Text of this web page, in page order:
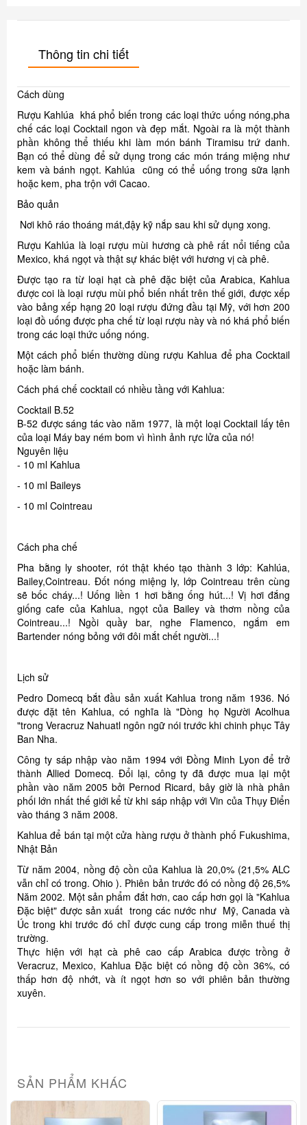
Thông tin chi tiết
Cách dùng
Rượu Kahlúa khá phổ biến trong các loại thức uống nóng,pha
chế các loại Cocktail ngon và đẹp mắt. Ngoài ra là một thành
phần không thể thiếu khi làm món bánh Tiramisu trứ danh.
Bạn có thể dùng để sử dụng trong các món tráng miệng như
kem và bánh ngọt. Kahlúa cũng có thể uống trong sữa lạnh
hoặc kem, pha trộn với Cacao.
Bảo quản
Nơi khô ráo thoáng mát,đậy kỹ nắp sau khi sử dụng xong.
Rượu Kahlúa là loại rượu mùi hương cà phê rất nổi tiếng của
Mexico, khá ngọt và thật sự khác biệt với hương vị cà phê.
Được tạo ra từ loại hạt cà phê đặc biệt của Arabica, Kahlua
được coi là loại rượu mùi phổ biến nhất trên thế giới, được xếp
vào bảng xếp hạng 20 loại rượu đứng đầu tại Mỹ, với hơn 200
loại đồ uống được pha chế từ loại rượu này và nó khá phổ biến
trong các loại thức uống nóng.
Một cách phổ biến thường dùng rượu Kahlua để pha Cocktail
hoặc làm bánh.
Cách phá chế cocktail có nhiều tầng với Kahlua:
Cocktail B.52
B-52 được sáng tác vào năm 1977, là một loại Cocktail lấy tên
của loại Máy bay ném bom vì hình ảnh rực lửa của nó!
Nguyên liệu
- 10 ml Kahlua
- 10 ml Baileys
- 10 ml Cointreau
Cách pha chế
Pha bằng ly shooter, rót thật khéo tạo thành 3 lớp: Kahlúa,
Bailey,Cointreau. Đốt nóng miệng ly, lớp Cointreau trên cùng
sẽ bốc cháy...! Uống liền 1 hơi bằng ống hút...! Vị hơi đắng
giống cafe của Kahlua, ngọt của Bailey và thơm nồng của
Cointreau...! Ngồi quầy bar, nghe Flamenco, ngắm em
Bartender nóng bỏng với đôi mắt chết người...!
Lịch sử
Pedro Domecq bắt đầu sản xuất Kahlua trong năm 1936. Nó
được đặt tên Kahlua, có nghĩa là "Dòng họ Người Acolhua
"trong Veracruz Nahuatl ngôn ngữ nói trước khi chinh phục Tây
Ban Nha.
Công ty sáp nhập vào năm 1994 với Đồng Minh Lyon để trở
thành Allied Domecq. Đổi lại, công ty đã được mua lại một
phần vào năm 2005 bởi Pernod Ricard, bây giờ là nhà phân
phối lớn nhất thế giới kể từ khi sáp nhập với Vin của Thụy Điển
vào tháng 3 năm 2008.
Kahlua để bán tại một cửa hàng rượu ở thành phố Fukushima,
Nhật Bản
Từ năm 2004, nồng độ cồn của Kahlua là 20,0% (21,5% ALC
vẫn chỉ có trong. Ohio ). Phiên bản trước đó có nồng độ 26,5%
Năm 2002. Một sản phẩm đắt hơn, cao cấp hơn gọi là "Kahlua
Đặc biệt" được sản xuất trong các nước như Mỹ, Canada và
Úc trong khi trước đó chỉ được cung cấp trong miễn thuế thị
trường.
Thực hiện với hạt cà phê cao cấp Arabica được trồng ở
Veracruz, Mexico, Kahlua Đặc biệt có nồng độ cồn 36%, có
thấp hơn độ nhớt, và ít ngọt hơn so với phiên bản thường
xuyên.
SẢN PHẨM KHÁC